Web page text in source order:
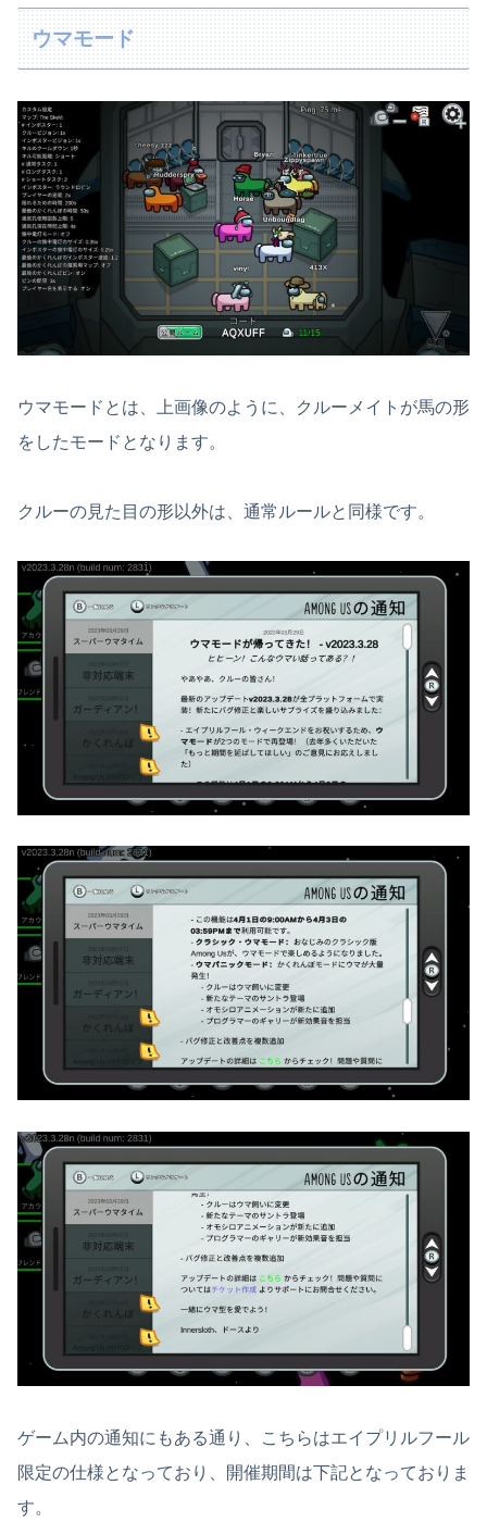
ウマモード
ウマモードとは、上画像のように、クルーメイトが馬の形
をしたモードとなります。
クルーの見た目の形以外は、通常ルールと同様です。
ゲーム内の通知にもある通り、こちらはエイプリルフール
限定の仕様となっており、開催期間は下記となっておりま
す。